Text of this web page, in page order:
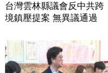
台灣雲林縣議會反中共跨
境鎮壓提案 無異議通過